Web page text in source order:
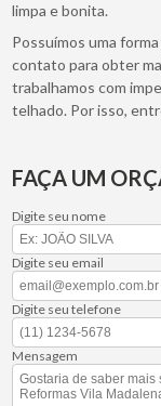
limpa e bonita.
Possuímos uma
contato para obter
trabalhamos com
telhado. Por isso,
FAÇA UM
Digite seu nome
Digite seu email
Digite seu telefone
Mensagem